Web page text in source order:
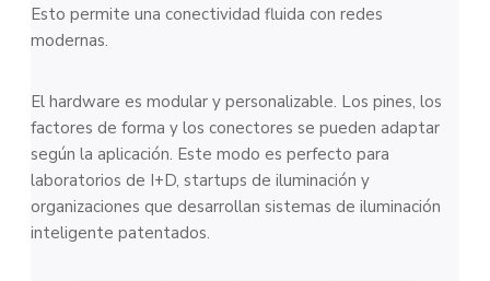
Esto permite una conectividad fluida con redes
modernas.
El hardware es modular y personalizable. Los pines, los
factores de forma y los conectores se pueden adaptar
según la aplicación. Este modo es perfecto para
laboratorios de I+D, startups de iluminación y
organizaciones que desarrollan sistemas de iluminación
inteligente patentados.